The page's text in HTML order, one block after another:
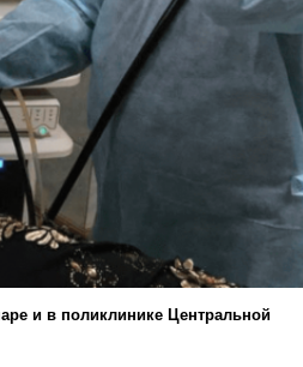
и в поликлинике Центральной